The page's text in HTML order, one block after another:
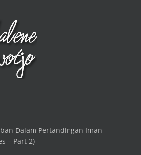
Dalam Pertandingan Iman |
– Part 2)